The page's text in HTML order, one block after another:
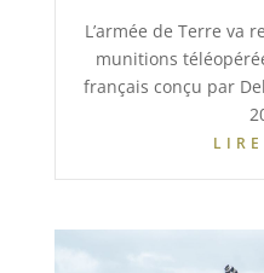
L’armée de Terre va
munitions
français conçu par